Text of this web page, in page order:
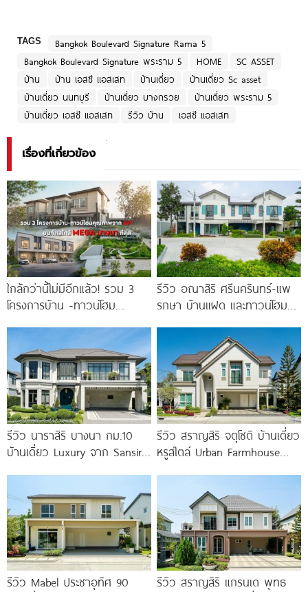
TAGS
Bangkok Boulevard Signature Rama 5
Bangkok Boulevard Signature พระราม 5
HOME
SC ASSET
บ้าน
บ้าน เอสซี แอสเสท บ้านเดี่ยว
บ้านเดี่ยว Sc asset
บ้านเดี่ยว นนทบุรี
บ้านเดี่ยว บางกรวย
บ้านเดี่ยว พระราม 5
บ้านเดี่ยว เอสซี แอสเสท
รีวิว บ้าน เอสซี แอสเสท
เรื่องที่เกี่ยวข้อง
ใกล้กว่านี้ไม่มีอีกแล้ว! รวม 3
โครงการบ้าน -ทาวน์โฮม
MEGA บางนา เพียง
รีวิว อณาสิริ ศรีนครินทร์-แพ
รกษา บ้านแฝด และทาวน์โฮม
ทางด่วน และ BTS แพรกษา
รีวิว นาราสิริ บางนา กม.10
บ้านเดี่ยว Luxury จาก Sansiri
รีวิว สราญสิริ จตุโชติ บ้านเดี่ยว
หรูสไตล์ Urban Farmhouse​
รีวิว Mabel ประชาอุทิศ 90
รีวิว สราญสิริ แกรนเด พุทธ